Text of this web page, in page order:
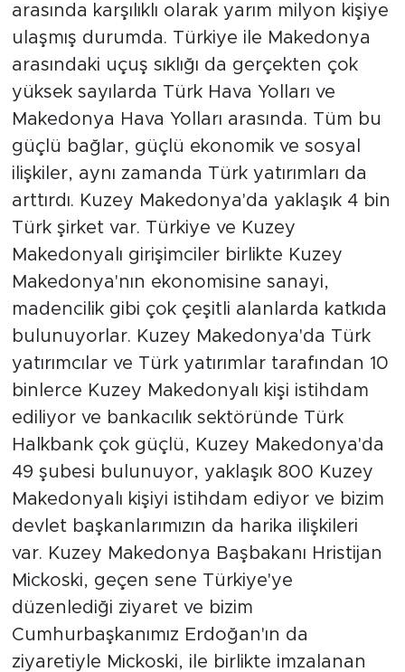
arasında karşılıklı olarak yarım milyon kişiye
ulaşmış durumda. Türkiye ile Makedonya
arasındaki uçuş sıklığı da gerçekten çok
yüksek sayılarda Türk Hava Yolları ve
Makedonya Hava Yolları arasında. Tüm bu
güçlü bağlar, güçlü ekonomik ve sosyal
ilişkiler, aynı zamanda Türk yatırımları da
arttırdı. Kuzey Makedonya'da yaklaşık 4 bin
Türk şirket var. Türkiye ve Kuzey
Makedonyalı girişimciler birlikte Kuzey
Makedonya'nın ekonomisine sanayi,
madencilik gibi çok çeşitli alanlarda katkıda
bulunuyorlar. Kuzey Makedonya'da Türk
yatırımcılar ve Türk yatırımlar tarafından 10
binlerce Kuzey Makedonyalı kişi istihdam
ediliyor ve bankacılık sektöründe Türk
Halkbank çok güçlü, Kuzey Makedonya'da
49 şubesi bulunuyor, yaklaşık 800 Kuzey
Makedonyalı kişiyi istihdam ediyor ve bizim
devlet başkanlarımızın da harika ilişkileri
var. Kuzey Makedonya Başbakanı Hristijan
Mickoski, geçen sene Türkiye'ye
düzenlediği ziyaret ve bizim
Cumhurbaşkanımız Erdoğan'ın da
ziyaretiyle Mickoski, ile birlikte imzalanan